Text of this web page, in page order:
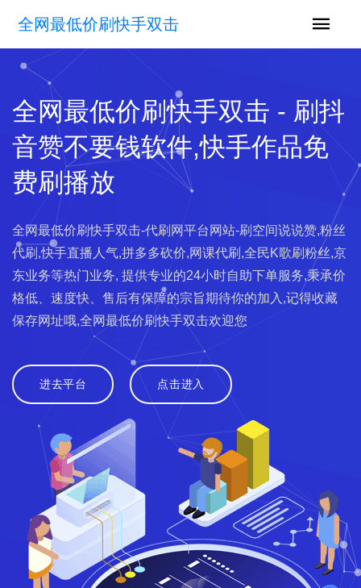
全网最低价刷快手双击
全网最低价刷快手双击 - 刷抖
音赞不要钱软件,快手作品免
费刷播放
全网最低价刷快手双击-代刷网平台网站-刷空间说说赞,粉丝
代刷,快手直播人气,拼多多砍价,网课代刷,全民K歌刷粉丝,京
东业务等热门业务, 提供专业的24小时自助下单服务,秉承价
格低、速度快、售后有保障的宗旨期待你的加入,记得收藏
保存网址哦,全网最低价刷快手双击欢迎您
进去平台 点击进入